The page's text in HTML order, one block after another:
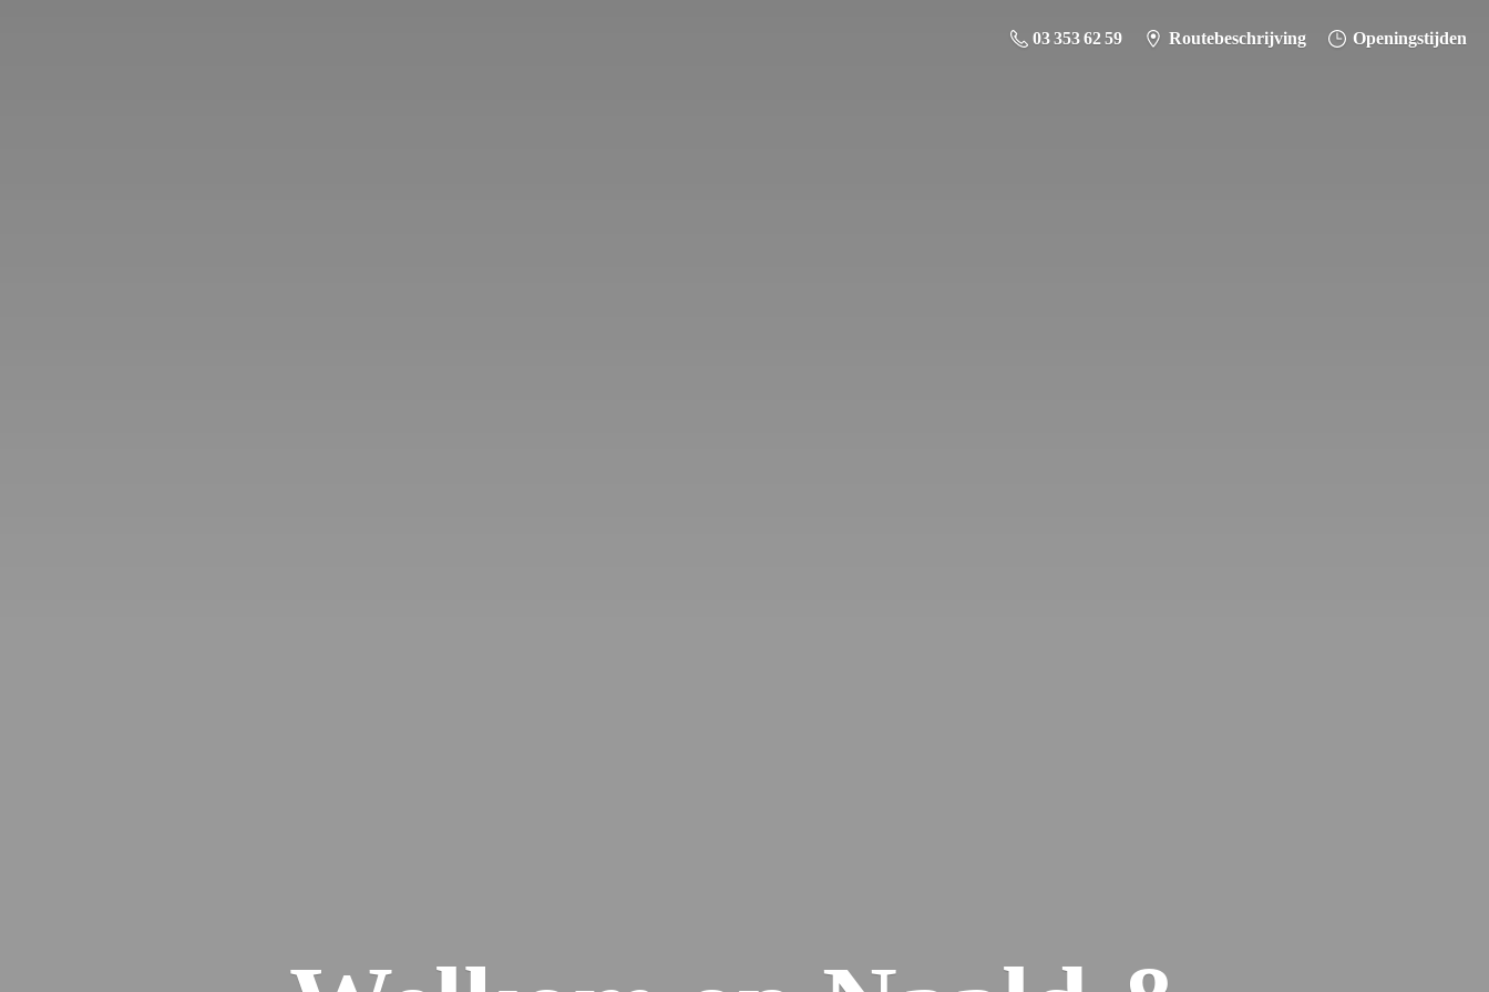
03 353 62 59 Routebeschrijving Openingstijden